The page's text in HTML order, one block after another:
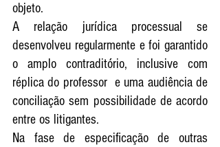
objeto.
A relação jurídica processual se
desenvolveu regularmente e foi garantido
o amplo contraditório, inclusive com
réplica do professor  e uma audiência de
conciliação sem possibilidade de acordo
entre os litigantes.
Na fase de especificação de outras